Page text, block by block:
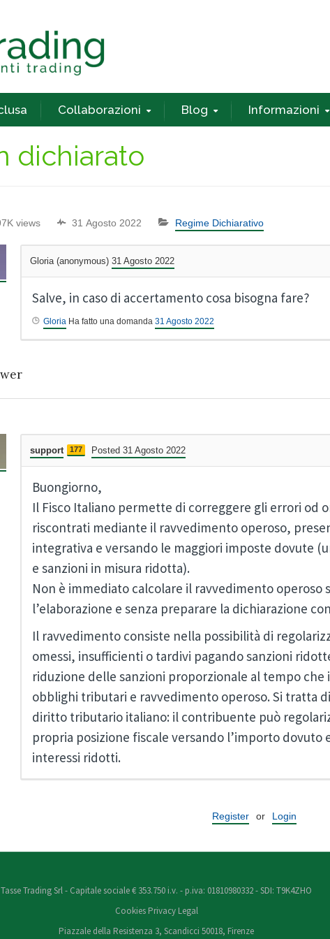
Collaborazioni Blog Informazioni
dichiarato
views 31 Agosto 2022 Regime Dichiarativo
Gloria (anonymous) 31 Agosto 2022
Salve, in caso di accertamento cosa bisogna fare?
Gloria Ha fatto una domanda 31 Agosto 2022
support 177 Posted 31 Agosto 2022
Buongiorno,
Il Fisco Italiano permette di correggere gli errori od
riscontrati mediante il ravvedimento operoso,
integrativa e versando le maggiori imposte dovute
e sanzioni in misura ridotta).
Non è immediato calcolare il ravvedimento operoso
l’elaborazione e senza preparare la dichiarazione
Il ravvedimento consiste nella possibilità di
omessi, insufficienti o tardivi pagando sanzioni
riduzione delle sanzioni proporzionale al tempo
obblighi tributari e ravvedimento operoso. Si tratta
diritto tributario italiano: il contribuente può
propria posizione fiscale versando l’importo dovuto
interessi ridotti.
Register or Login
Tasse Trading Srl - Capitale sociale € 353.750 i.v. - p.iva: 01810980332 - SDI: T9K4ZHO
Cookies Privacy Legal
Piazzale della Resistenza 3, Scandicci 50018, Firenze